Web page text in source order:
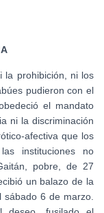
la prohibición, ni los
pudieron con el
el mandato
ni la discriminación
afectiva que los
instituciones no
pobre, de 27
un balazo de la
6 de marzo.